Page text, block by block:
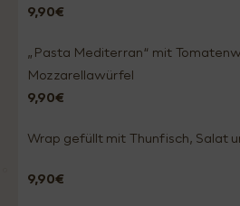
9,90€
„Pasta Mediterran“ mit
Mozzarellawürfel
9,90€
Wrap gefüllt mit Thunfisch, Salat
9,90€